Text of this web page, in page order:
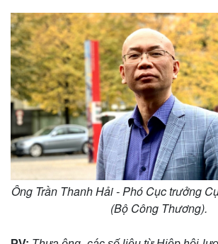
Ông Trần Thanh Hải - Phó Cục trưởng
(Bộ Công Thương).